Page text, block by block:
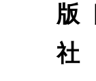
版
社